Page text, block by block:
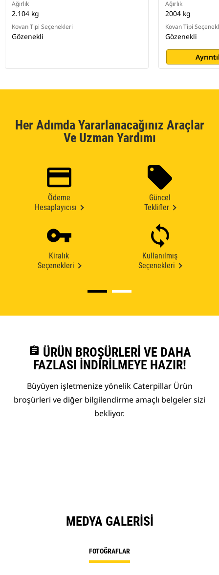
Ağırlık
2.104 kg
Kovan Tipi Seçenekleri
Gözenekli
Ağırlık
2004 kg
Kovan Tipi
Gözenekli
Her Adımda Yararlanacağınız Araçlar
Ve Uzman Yardımı
Ödeme
Hesaplayıcısı
Güncel
Teklifler
Kiralık
Seçenekleri
Kullanılmış
Seçenekleri
assignment ÜRÜN BROŞÜRLERI VE DAHA
FAZLASI İNDIRILMEYE HAZIR!
Büyüyen işletmenize yönelik Caterpillar Ürün
broşürleri ve diğer bilgilendirme amaçlı belgeler sizi
bekliyor.
MEDYA GALERISI
FOTOĞRAFLAR